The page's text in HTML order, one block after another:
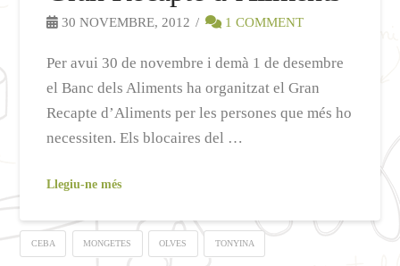
30 NOVEMBRE, 2012 1 COMMENT
Per avui 30 de novembre i demà 1 de desembre
el Banc dels Aliments ha organitzat el Gran
Recapte d’Aliments per les persones que més ho
necessiten. Els blocaires del …
Llegiu-ne més
CEBA MONGETES OLVES TONYINA